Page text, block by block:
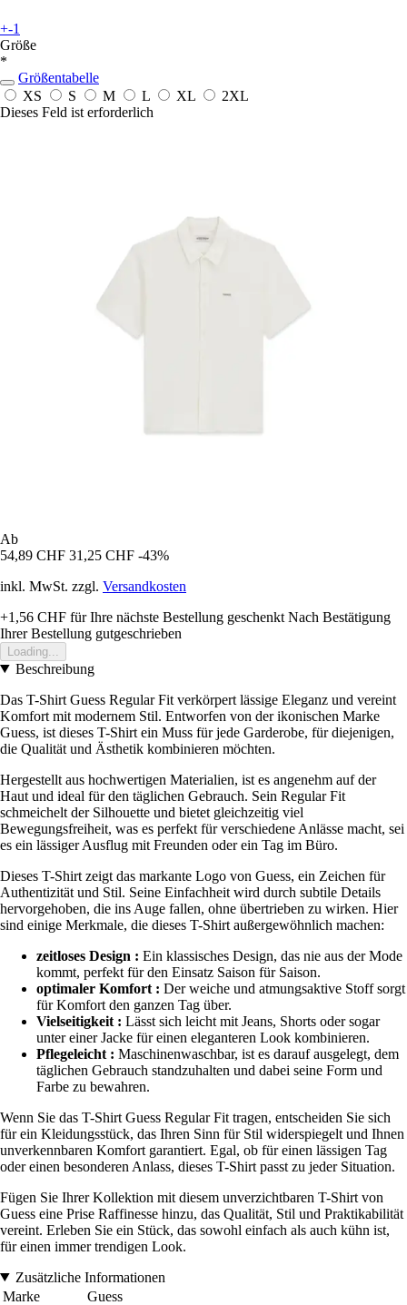
+-1
Größe
*
Größentabelle
XS
S M L XL
2XL
Dieses Feld ist erforderlich
Ab
54,89 CHF 31,25 CHF -43%
inkl. MwSt. zzgl. Versandkosten
+1,56 CHF für Ihre nächste Bestellung geschenkt Nach Bestätigung
Ihrer Bestellung gutgeschrieben
Loading...
Beschreibung
Das T-Shirt Guess Regular Fit verkörpert lässige Eleganz und vereint
Komfort mit modernem Stil. Entworfen von der ikonischen Marke
Guess, ist dieses T-Shirt ein Muss für jede Garderobe, für diejenigen,
die Qualität und Ästhetik kombinieren möchten.
Hergestellt aus hochwertigen Materialien, ist es angenehm auf der
Haut und ideal für den täglichen Gebrauch. Sein Regular Fit
schmeichelt der Silhouette und bietet gleichzeitig viel
Bewegungsfreiheit, was es perfekt für verschiedene Anlässe macht, sei
es ein lässiger Ausflug mit Freunden oder ein Tag im Büro.
Dieses T-Shirt zeigt das markante Logo von Guess, ein Zeichen für
Authentizität und Stil. Seine Einfachheit wird durch subtile Details
hervorgehoben, die ins Auge fallen, ohne übertrieben zu wirken. Hier
sind einige Merkmale, die dieses T-Shirt außergewöhnlich machen:
zeitloses Design : Ein klassisches Design, das nie aus der Mode
kommt, perfekt für den Einsatz Saison für Saison.
optimaler Komfort : Der weiche und atmungsaktive Stoff sorgt
für Komfort den ganzen Tag über.
Vielseitigkeit : Lässt sich leicht mit Jeans, Shorts oder sogar
unter einer Jacke für einen eleganteren Look kombinieren.
Pflegeleicht : Maschinenwaschbar, ist es darauf ausgelegt, dem
täglichen Gebrauch standzuhalten und dabei seine Form und
Farbe zu bewahren.
Wenn Sie das T-Shirt Guess Regular Fit tragen, entscheiden Sie sich
für ein Kleidungsstück, das Ihren Sinn für Stil widerspiegelt und Ihnen
unverkennbaren Komfort garantiert. Egal, ob für einen lässigen Tag
oder einen besonderen Anlass, dieses T-Shirt passt zu jeder Situation.
Fügen Sie Ihrer Kollektion mit diesem unverzichtbaren T-Shirt von
Guess eine Prise Raffinesse hinzu, das Qualität, Stil und Praktikabilität
vereint. Erleben Sie ein Stück, das sowohl einfach als auch kühn ist,
für einen immer trendigen Look.
Zusätzliche Informationen
Marke
Guess